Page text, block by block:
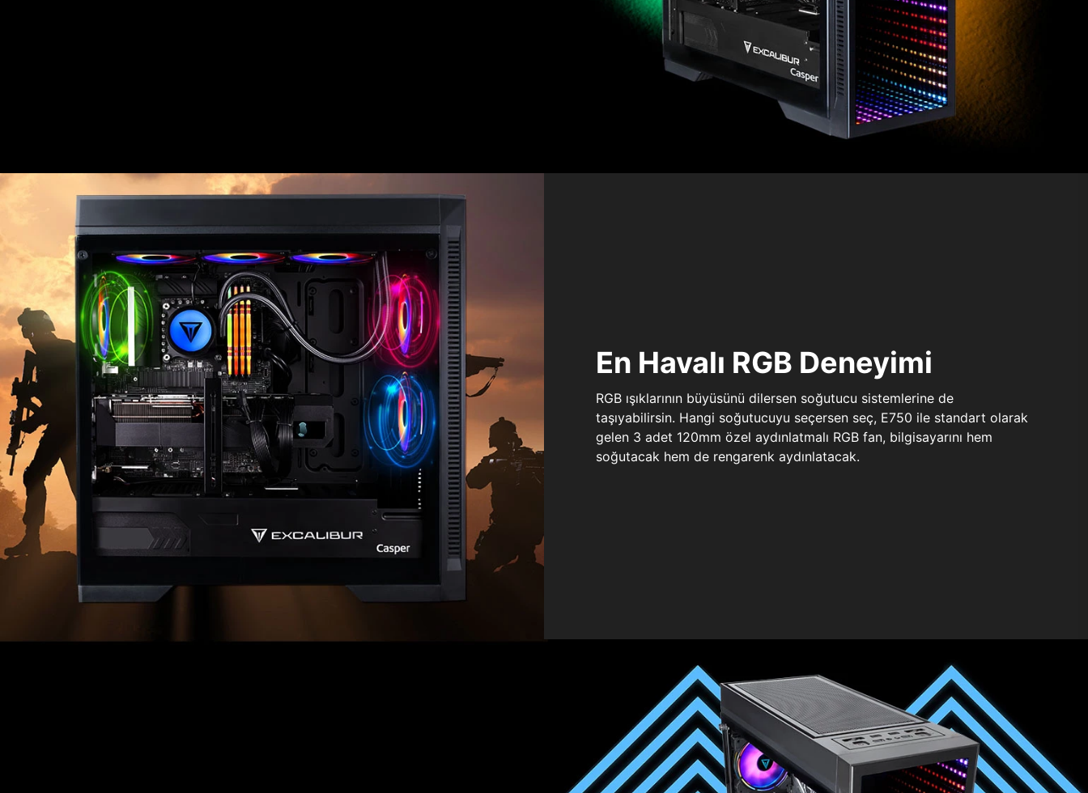
En Havalı RGB Deneyimi
RGB ışıklarının büyüsünü dilersen soğutucu sistemlerine de
taşıyabilirsin. Hangi soğutucuyu seçersen seç, E750 ile standart olarak
gelen 3 adet 120mm özel aydınlatmalı RGB fan, bilgisayarını hem
soğutacak hem de rengarenk aydınlatacak.